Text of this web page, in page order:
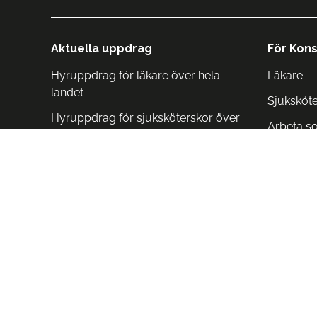
Aktuella uppdrag
Hyruppdrag för läkare över hela
landet
Hyruppdrag för sjuksköterskor över
För
Läkare
Arbeta